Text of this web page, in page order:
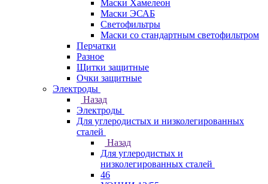
Маски Хамелеон
Маски ЭСАБ
Светофильтры
Маски со стандартным светофильтром
Перчатки
Разное
Щитки защитные
Очки защитные
Электроды
Назад
Электроды
Для углеродистых и низколегированных
сталей
Назад
Для углеродистых и
низколегированных сталей
46